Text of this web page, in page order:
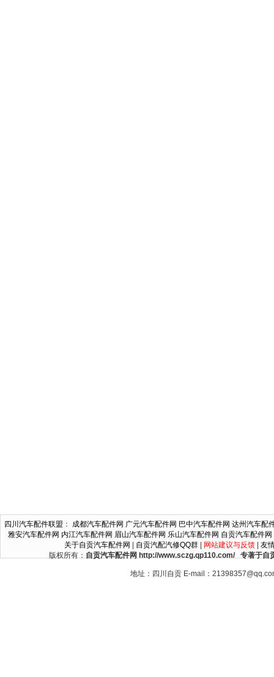
四川汽车配件联盟 ： 成都汽车配件网 广元汽车配件网 巴中汽车配件网 达州汽车配
雅安汽车配件网 内江汽车配件网 眉山汽车配件网 乐山汽车配件网 自贡汽车配件网
关于自贡汽车配件网
自贡汽配汽修QQ群| 网站建议与反馈| 友
版权所有： 自贡汽车配件网 http://www.sczg.qp110.com/ 专著于自
地址：四川自贡 E-mail：